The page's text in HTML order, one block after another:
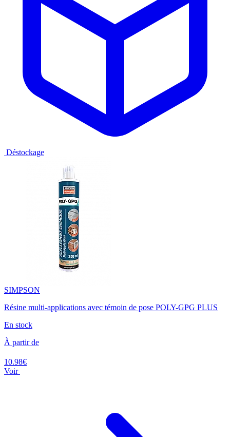
Déstockage
SIMPSON
Résine multi-applications avec témoin de pose POLY-GPG PLUS
En stock
À partir de
10.98€
Voir